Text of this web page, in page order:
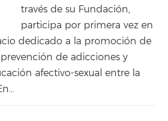
través de su Fundación,
participa por primera vez en
dedicado a la promoción de
de adicciones y
afectivo-sexual entre la